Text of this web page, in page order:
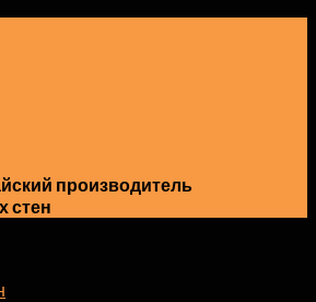
производитель
стен